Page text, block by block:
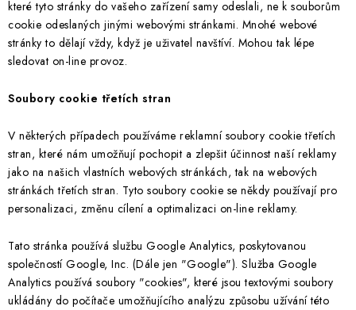
ČASTO KLADENÉ DOTAZY
B2B - VELKOOBCHOD
NAPIŠTE NÁM
KONTAKTY
BLOG
Odstoupení od kupní smlouvy
Často kladené dotazy
Obchodní a dodací podmínky
Ochrana osobních údajú
Cookies
Bezpečnostní certifikáty Moje objednávka
které tyto stránky do vašeho zařízení samy odeslali, ne k souborům
cookie odeslaných jinými webovými stránkami. Mnohé webové
stránky to dělají vždy, když je uživatel navštíví. Mohou tak lépe
sledovat on-line provoz.
Soubory cookie třetích stran
V některých případech používáme reklamní soubory cookie třetích
stran, které nám umožňují pochopit a zlepšit účinnost naší reklamy
jako na našich vlastních webových stránkách, tak na webových
stránkách třetích stran. Tyto soubory cookie se někdy používají pro
personalizaci, změnu cílení a optimalizaci on-line reklamy.
Tato stránka používá službu Google Analytics, poskytovanou
společností Google, Inc. (Dále jen "Google"). Služba Google
Analytics používá soubory "cookies", které jsou textovými soubory
ukládány do počítače umožňujícího analýzu způsobu užívání této